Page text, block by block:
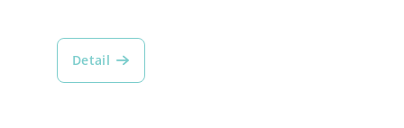
Detail